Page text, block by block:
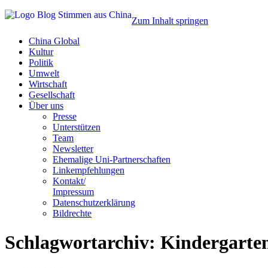
Zum Inhalt springen
China Global
Kultur
Politik
Umwelt
Wirtschaft
Gesellschaft
Über uns
Presse
Unterstützen
Team
Newsletter
Ehemalige Uni-Partnerschaften
Linkempfehlungen
Kontakt/
Impressum
Datenschutzerklärung
Bildrechte
Schlagwortarchiv: